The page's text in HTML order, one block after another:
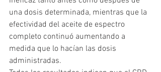
una dosis determinada, mientras que la
efectividad del aceite de espectro
completo continuó aumentando a
medida que lo hacían las dosis
administradas.